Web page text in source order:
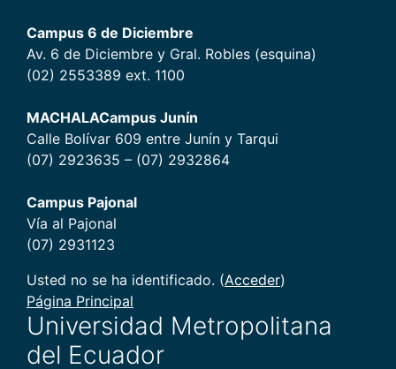
Campus 6 de Diciembre
Av. 6 de Diciembre y Gral. Robles (esquina)
(02) 2553389 ext. 1100
MACHALACampus Junín
Calle Bolívar 609 entre Junín y Tarqui
(07) 2923635 – (07) 2932864
Campus Pajonal
Vía al Pajonal
(07) 2931123
Usted no se ha identificado. (Acceder)
Página Principal
Universidad Metropolitana
del Ecuador